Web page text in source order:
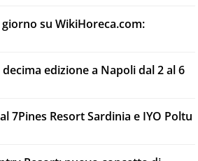
su WikiHoreca.com:
edizione a Napoli dal 2 al 6
7Pines Resort Sardinia e IYO Poltu